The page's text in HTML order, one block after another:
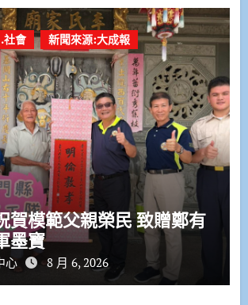
.社會 新聞來源:大成報
賀模範父親榮民 致贈鄭有
墨寶
心 8 月 6, 2026